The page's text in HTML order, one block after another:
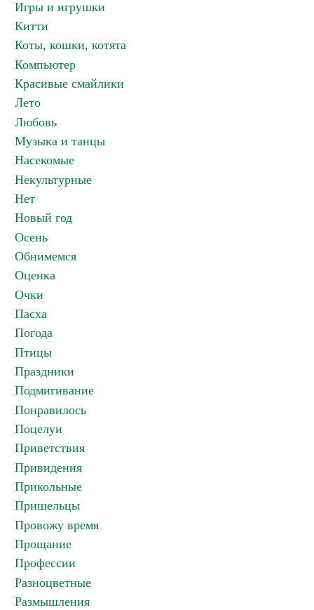
Игры и игрушки
Китти
Коты, кошки, котята
Компьютер
Красивые смайлики
Лето
Любовь
Музыка и танцы
Насекомые
Некультурные
Нет
Новый год
Осень
Обнимемся
Оценка
Очки
Пасха
Погода
Птицы
Праздники
Подмигивание
Понравилось
Поцелуи
Приветствия
Привидения
Прикольные
Пришельцы
Провожу время
Прощание
Профессии
Разноцветные
Размышления